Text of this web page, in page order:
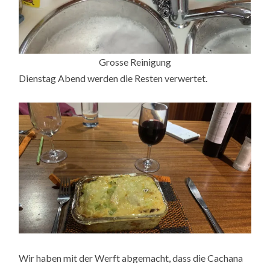
Grosse Reinigung
Dienstag Abend werden die Resten verwertet.
Wir haben mit der Werft abgemacht, dass die Cachana